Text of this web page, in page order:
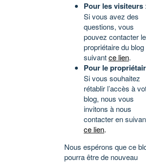
Pour les visiteurs :
Si vous avez des
questions, vous
pouvez contacter le
propriétaire du blog
suivantce lien.
Pour le
Si vous souhaitez
rétablir l’accès à
blog, nous vous
invitons à nous
contacter en
ce lien.
Nous espérons que ce
pourra être de nouveau